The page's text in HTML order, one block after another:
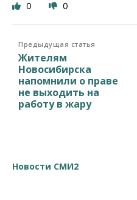
0 0
Предыдущая статья
Жителям
Новосибирска
напомнили о праве
не выходить на
работу в жару
Новости СМИ2